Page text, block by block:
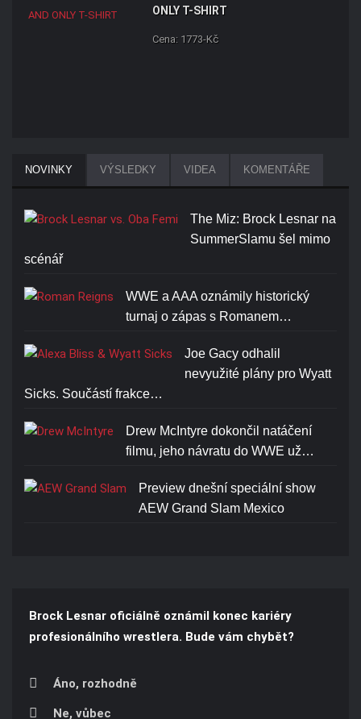
ONLY T-SHIRT
Cena: 1773-Kč
NOVINKY VÝSLEDKY VIDEA KOMENTÁŘE
The Miz: Brock Lesnar na
SummerSlamu šel mimo
scénář
WWE a AAA oznámily historický
turnaj o zápas s Romanem…
Joe Gacy odhalil
nevyužité plány pro Wyatt
Sicks. Součástí frakce…
Drew McIntyre dokončil natáčení
filmu, jeho návratu do WWE už…
Preview dnešní speciální show
AEW Grand Slam Mexico
Brock Lesnar oficiálně oznámil konec kariéry
profesionálního wrestlera. Bude vám chybět?
Áno, rozhodně
Ne, vůbec